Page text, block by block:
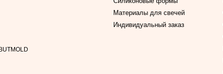
Материалы для свечей
Индивидуальный заказ